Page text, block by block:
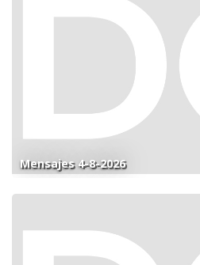
Mensajes 4-8-2026